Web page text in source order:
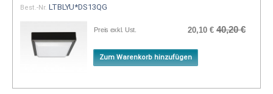
Best.-Nr. LTBLYU*DS13QG
Preis exkl. Ust. 20,10 € 40,20 €
Zum Warenkorb hinzufügen